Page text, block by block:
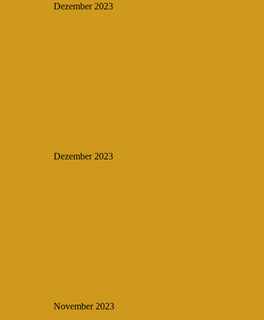
Dezember 2023
Dezember 2023
November 2023